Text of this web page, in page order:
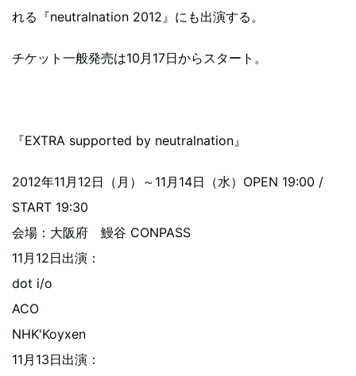
れる『neutralnation 2012』にも出演する。
チケット一般発売は10月17日からスタート。
『EXTRA supported by neutralnation』
2012年11月12日（月）～11月14日（水）OPEN 19:00 /
START 19:30
会場：大阪府 鰻谷 CONPASS
11月12日出演：
dot i/o
ACO
NHK'Koyxen
11月13日出演：